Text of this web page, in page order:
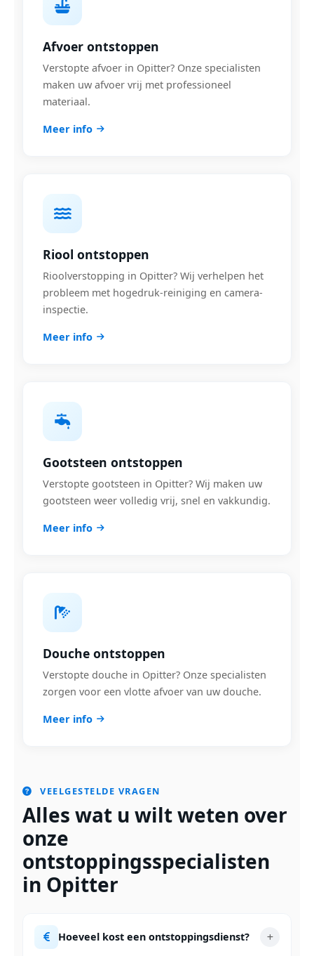
Afvoer ontstoppen
Verstopte afvoer in Opitter? Onze specialisten
maken uw afvoer vrij met professioneel
materiaal.
Meer info
Riool ontstoppen
Rioolverstopping in Opitter? Wij verhelpen het
probleem met hogedruk-reiniging en camera-
inspectie.
Meer info
Gootsteen ontstoppen
Verstopte gootsteen in Opitter? Wij maken uw
gootsteen weer volledig vrij, snel en vakkundig.
Meer info
Douche ontstoppen
Verstopte douche in Opitter? Onze specialisten
zorgen voor een vlotte afvoer van uw douche.
Meer info
VEELGESTELDE VRAGEN
Alles wat u wilt weten over
onze
ontstoppingsspecialisten
in Opitter
Hoeveel kost een ontstoppingsdienst?